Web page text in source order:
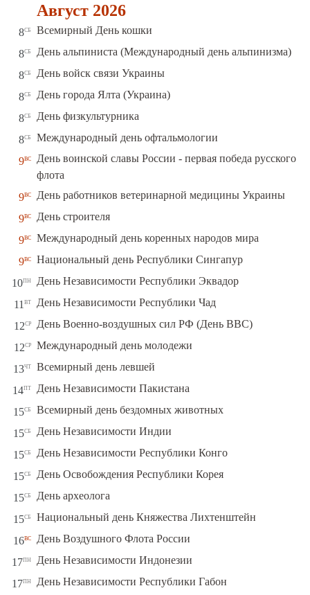
Август 2026
8сб Всемирный День кошки
8сб День альпиниста (Международный день альпинизма)
8сб День войск связи Украины
8сб День города Ялта (Украина)
8сб День физкультурника
8сб Международный день офтальмологии
9вс
День воинской славы России - первая победа русского
флота
9вс День работников ветеринарной медицины Украины
9вс День строителя
9вс Международный день коренных народов мира
9вс Национальный день Республики Сингапур
10пн День Независимости Республики Эквадор
11 вт День Независимости Республики Чад
12ср День Военно-воздушных сил РФ (День ВВС)
12ср Международный день молодежи
13чт Всемирный день левшей
14пт День Независимости Пакистана
15сб Всемирный день бездомных животных
15сб День Независимости Индии
15сб День Независимости Республики Конго
15сб День Освобождения Республики Корея
15сб День археолога
15сб Национальный день Княжества Лихтенштейн
16вс День Воздушного Флота России
17пн День Независимости Индонезии
17пн День Независимости Республики Габон